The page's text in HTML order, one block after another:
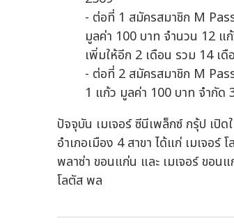
- ต่อที่ 1 สมัครสมาชิก M
มูลค่า 100 บาท จำนวน 12 แ
เพิ่มให้อีก 2 เดือน รวม 14 เ
- ต่อที่ 2 สมัครสมาชิก M
1 แก้ว มูลค่า 100 บาท จำกัด
ปัจจุบัน เมเจอร์ ซีนีเพล็กซ์ กรุ้ป เปิ
อำเภอเมือง 4 สาขา ได้แก่ เมเจอ
พลาซ่า ขอนแก่น และ เมเจอร์ ขอนแ
โลตัส พล